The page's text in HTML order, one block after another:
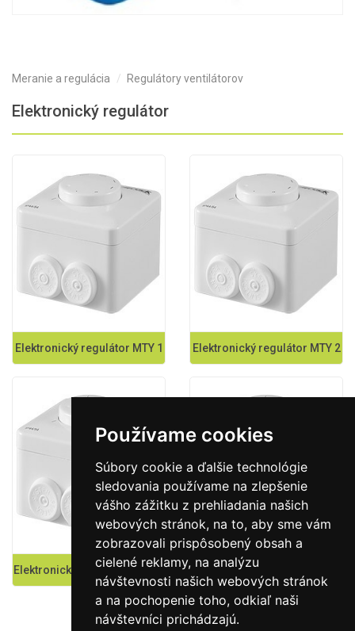
Používame cookies
Súbory cookie a ďalšie technológie
sledovania používame na zlepšenie
vášho zážitku z prehliadania našich
webových stránok, na to, aby sme vám
zobrazovali prispôsobený obsah a
cielené reklamy, na analýzu
návštevnosti našich webových stránok
a na pochopenie toho, odkiaľ naši
návštevníci prichádzajú.
Meranie a regulácia Regulátory ventilátorov
Elektronický regulátor
Elektronický regulátor MTY 1 Elektronický regulátor MTY 2
Elektronický regulátor ETY 15 Elektronický regulátor ETY 25